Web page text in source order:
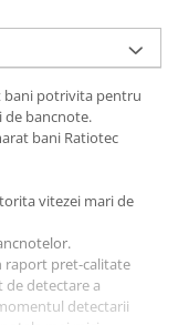
bani potrivita pentru
de bancnote.
bani Ratiotec
vitezei mari de
raport pret-calitate
de detectare a
detectarii